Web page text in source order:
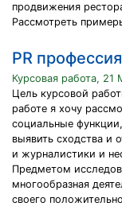
продвижения
Рассмотреть
PR профессия
Курсовая работа, 21
Цель курсовой
работе я хочу
социальные
выявить сходства и
и журналистики и
Предметом
многообразная
своего